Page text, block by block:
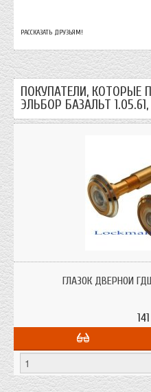
РАССКАЗАТЬ ДРУЗЬЯМ!
ПОКУПАТЕЛИ, КОТОРЫЕ
ЭЛЬБОР БАЗАЛЬТ
ГЛАЗОК ДВЕРНОЙ